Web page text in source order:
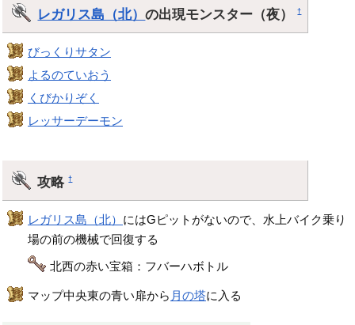
レガリス島（北）の出現モンスター（夜）†
びっくりサタン
よるのていおう
くびかりぞく
レッサーデーモン
攻略†
レガリス島（北） にはGピットがないので、水上バイク乗り
場の前の機械で回復する
北西の赤い宝箱：フバーハボトル
マップ中央東の青い扉から 月の塔に入る